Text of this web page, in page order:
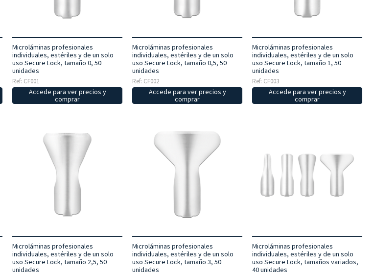
Microláminas profesionales
individuales, estériles y de un solo
uso Secure Lock, tamaño 0, 50
unidades
Ref: CF001
Accede para ver precios y
comprar
Microláminas profesionales
individuales, estériles y de un solo
uso Secure Lock, tamaño 0,5, 50
unidades
Ref: CF002
Accede para ver precios y
comprar
Microláminas profesionales
individuales, estériles y de un solo
uso Secure Lock, tamaño 1, 50
unidades
Ref: CF003
Accede para ver precios y
comprar
Microláminas profesionales
individuales, estériles y de un solo
uso Secure Lock, tamaño 2,5, 50
unidades
Microláminas profesionales
individuales, estériles y de un solo
uso Secure Lock, tamaño 3, 50
unidades
Microláminas profesionales
individuales, estériles y de un solo
uso Secure Lock, tamaños variados,
40 unidades